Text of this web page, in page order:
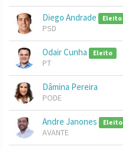
Diego Andrade Eleito
PSD
Odair Cunha Eleito
PT
Dâmina Pereira
PODE
Andre Janones Eleito
AVANTE